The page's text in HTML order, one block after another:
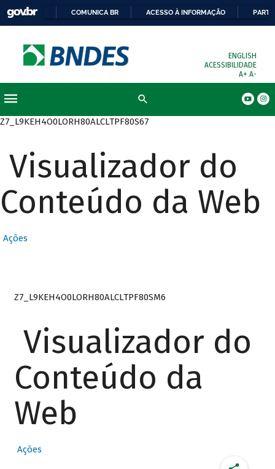
COMUNICA BR ACESSO À INFORMAÇÃO
ENGLISH
ACESSIBILIDADE
A+ A-
Z7_L9KEH4O0LORH80ALCLTPF80S67
Visualizador do
Conteúdo da Web
Ações
Z7_L9KEH4O0LORH80ALCLTPF80SM6
Visualizador do
Conteúdo da
Web
Ações